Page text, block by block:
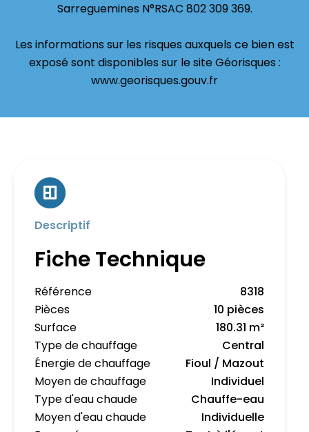
Sarreguemines N°RSAC 802 309 369.
Les informations sur les risques auxquels ce bien est
exposé sont disponibles sur le site Géorisques :
www.georisques.gouv.fr
Descriptif
Fiche Technique
Référence
8318
Pièces
10 pièces
Surface
180.31 m²
Type de chauffage
Central
Énergie de chauffage
Fioul / Mazout
Moyen de chauffage
Individuel
Type d'eau chaude
Chauffe-eau
Moyen d'eau chaude
Individuelle